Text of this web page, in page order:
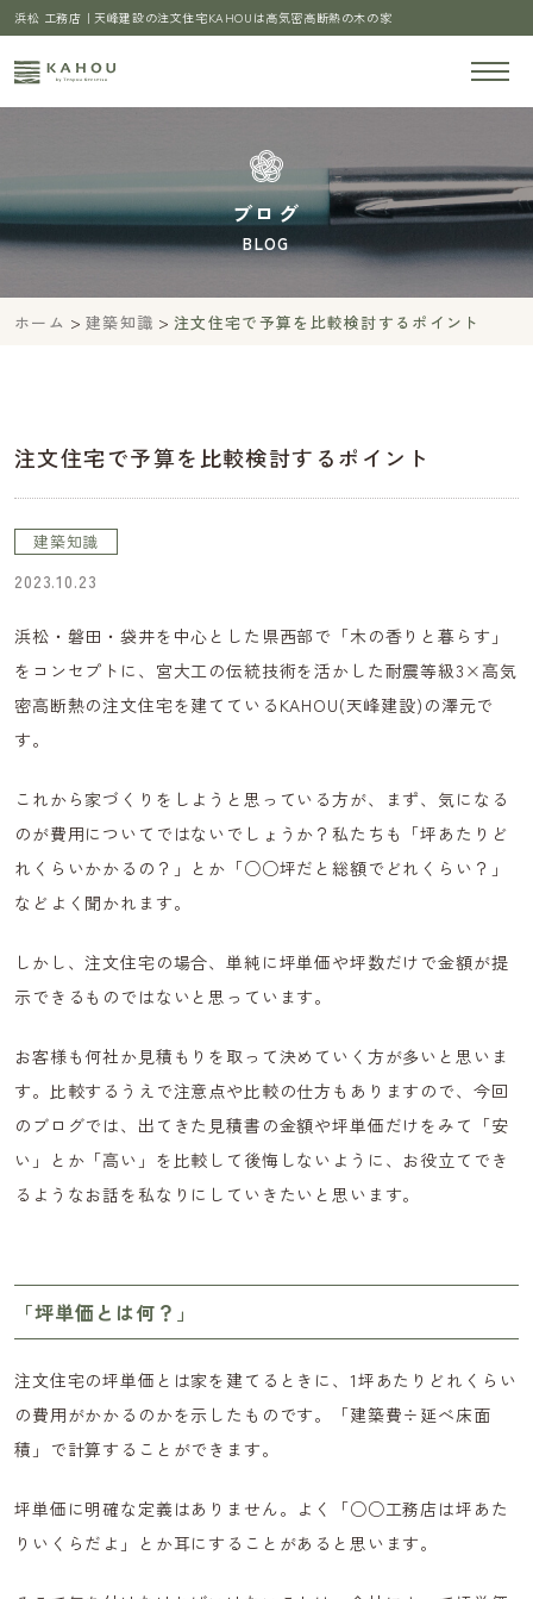
浜松 工務店｜天峰建設の注文住宅KAHOUは高気密高断熱の木の家
ブログ
BLOG
ホーム > 建築知識 >注文住宅で予算を比較検討するポイント
注文住宅で予算を比較検討するポイント
建築知識
2023.10.23
浜松・磐田・袋井を中心とした県西部で「木の香りと暮らす」
をコンセプトに、宮大工の伝統技術を活かした耐震等級3×高気
密高断熱の注文住宅を建てているKAHOU(天峰建設)の澤元で
す。
これから家づくりをしようと思っている方が、まず、気になる
のが費用についてではないでしょうか？私たちも「坪あたりど
れくらいかかるの？」とか「○○坪だと総額でどれくらい？」
などよく聞かれます。
しかし、注文住宅の場合、単純に坪単価や坪数だけで金額が提
示できるものではないと思っています。
お客様も何社か見積もりを取って決めていく方が多いと思いま
す。比較するうえで注意点や比較の仕方もありますので、今回
のブログでは、出てきた見積書の金額や坪単価だけをみて「安
い」とか「高い」を比較して後悔しないように、お役立てでき
るようなお話を私なりにしていきたいと思います。
「坪単価とは何？」
注文住宅の坪単価とは家を建てるときに、1坪あたりどれくらい
の費用がかかるのかを示したものです。「建築費÷延べ床面
積」で計算することができます。
坪単価に明確な定義はありません。よく「○○工務店は坪あた
りいくらだよ」とか耳にすることがあると思います。